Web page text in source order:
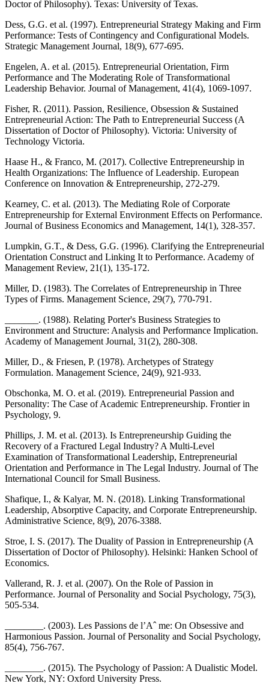
Doctor of Philosophy). Texas: University of Texas.
Dess, G.G. et al. (1997). Entrepreneurial Strategy Making and Firm
Performance: Tests of Contingency and Configurational Models.
Strategic Management Journal, 18(9), 677-695.
Engelen, A. et al. (2015). Entrepreneurial Orientation, Firm
Performance and The Moderating Role of Transformational
Leadership Behavior. Journal of Management, 41(4), 1069-1097.
Fisher, R. (2011). Passion, Resilience, Obsession & Sustained
Entrepreneurial Action: The Path to Entrepreneurial Success (A
Dissertation of Doctor of Philosophy). Victoria: University of
Technology Victoria.
Haase H., & Franco, M. (2017). Collective Entrepreneurship in
Health Organizations: The Influence of Leadership. European
Conference on Innovation & Entrepreneurship, 272-279.
Kearney, C. et al. (2013). The Mediating Role of Corporate
Entrepreneurship for External Environment Effects on Performance.
Journal of Business Economics and Management, 14(1), 328-357.
Lumpkin, G.T., & Dess, G.G. (1996). Clarifying the Entrepreneurial
Orientation Construct and Linking It to Performance. Academy of
Management Review, 21(1), 135-172.
Miller, D. (1983). The Correlates of Entrepreneurship in Three
Types of Firms. Management Science, 29(7), 770-791.
_______. (1988). Relating Porter's Business Strategies to
Environment and Structure: Analysis and Performance Implication.
Academy of Management Journal, 31(2), 280-308.
Miller, D., & Friesen, P. (1978). Archetypes of Strategy
Formulation. Management Science, 24(9), 921-933.
Obschonka, M. O. et al. (2019). Entrepreneurial Passion and
Personality: The Case of Academic Entrepreneurship. Frontier in
Psychology, 9.
Phillips, J. M. et al. (2013). Is Entrepreneurship Guiding the
Recovery of a Fractured Legal Industry? A Multi-Level
Examination of Transformational Leadership, Entrepreneurial
Orientation and Performance in The Legal Industry. Journal of The
International Council for Small Business.
Shafique, I., & Kalyar, M. N. (2018). Linking Transformational
Leadership, Absorptive Capacity, and Corporate Entrepreneurship.
Administrative Science, 8(9), 2076-3388.
Stroe, I. S. (2017). The Duality of Passion in Entrepreneurship (A
Dissertation of Doctor of Philosophy). Helsinki: Hanken School of
Economics.
Vallerand, R. J. et al. (2007). On the Role of Passion in
Performance. Journal of Personality and Social Psychology, 75(3),
505-534.
________. (2003). Les Passions de l’Aˆ me: On Obsessive and
Harmonious Passion. Journal of Personality and Social Psychology,
85(4), 756-767.
________. (2015). The Psychology of Passion: A Dualistic Model.
New York, NY: Oxford University Press.